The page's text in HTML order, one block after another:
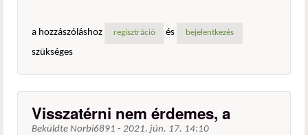
a hozzászóláshoz regisztráció és bejelentkezés
szükséges
Visszatérni nem érdemes, a
Beküldte Norbi6891 - 2021. jún. 17. 14:10